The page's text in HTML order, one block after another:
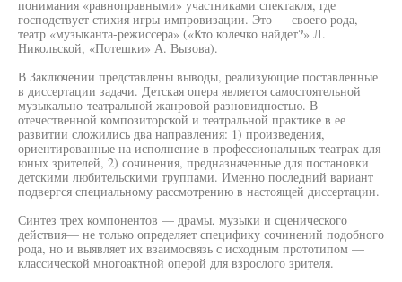
понимания «равноправными» участниками спектакля, где
господствует стихия игры-импровизации. Это — своего рода,
театр «музыканта-режиссера» («Кто колечко найдет?» Л.
Никольской, «Потешки» А. Вызова).
В Заключении представлены выводы, реализующие поставленные
в диссертации задачи. Детская опера является самостоятельной
музыкально-театральной жанровой разновидностью. В
отечественной композиторской и театральной практике в ее
развитии сложились два направления: 1) произведения,
ориентированные на исполнение в профессиональных театрах для
юных зрителей, 2) сочинения, предназначенные для постановки
детскими любительскими труппами. Именно последний вариант
подвергся специальному рассмотрению в настоящей диссертации.
Синтез трех компонентов — драмы, музыки и сценического
действия— не только определяет специфику сочинений подобного
рода, но и выявляет их взаимосвязь с исходным прототипом —
классической многоактной оперой для взрослого зрителя.